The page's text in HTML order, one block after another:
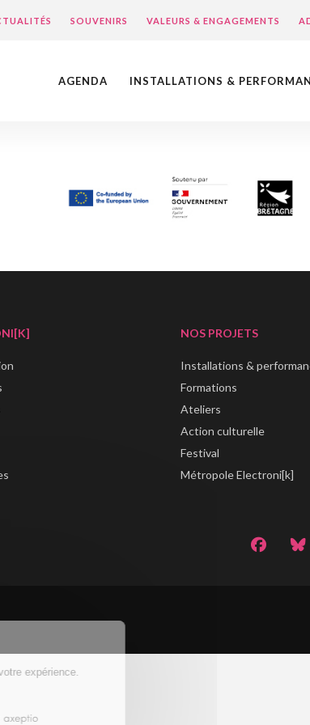
SOUVENIRS VALEURS & ENGAGEMENTS
AGENDA INSTALLATIONS &
NOS PROJETS
Installations &
Formations
Ateliers
Action culturelle
Festival
Métropole Electroni[k]
améliorer votre expérience.
certifiés par